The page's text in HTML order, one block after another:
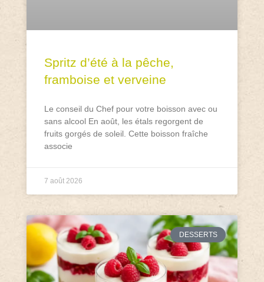
Spritz d’été à la pêche,
framboise et verveine
Le conseil du Chef pour votre boisson avec ou
sans alcool En août, les étals regorgent de
fruits gorgés de soleil. Cette boisson fraîche
associe
7 août 2026
DESSERTS